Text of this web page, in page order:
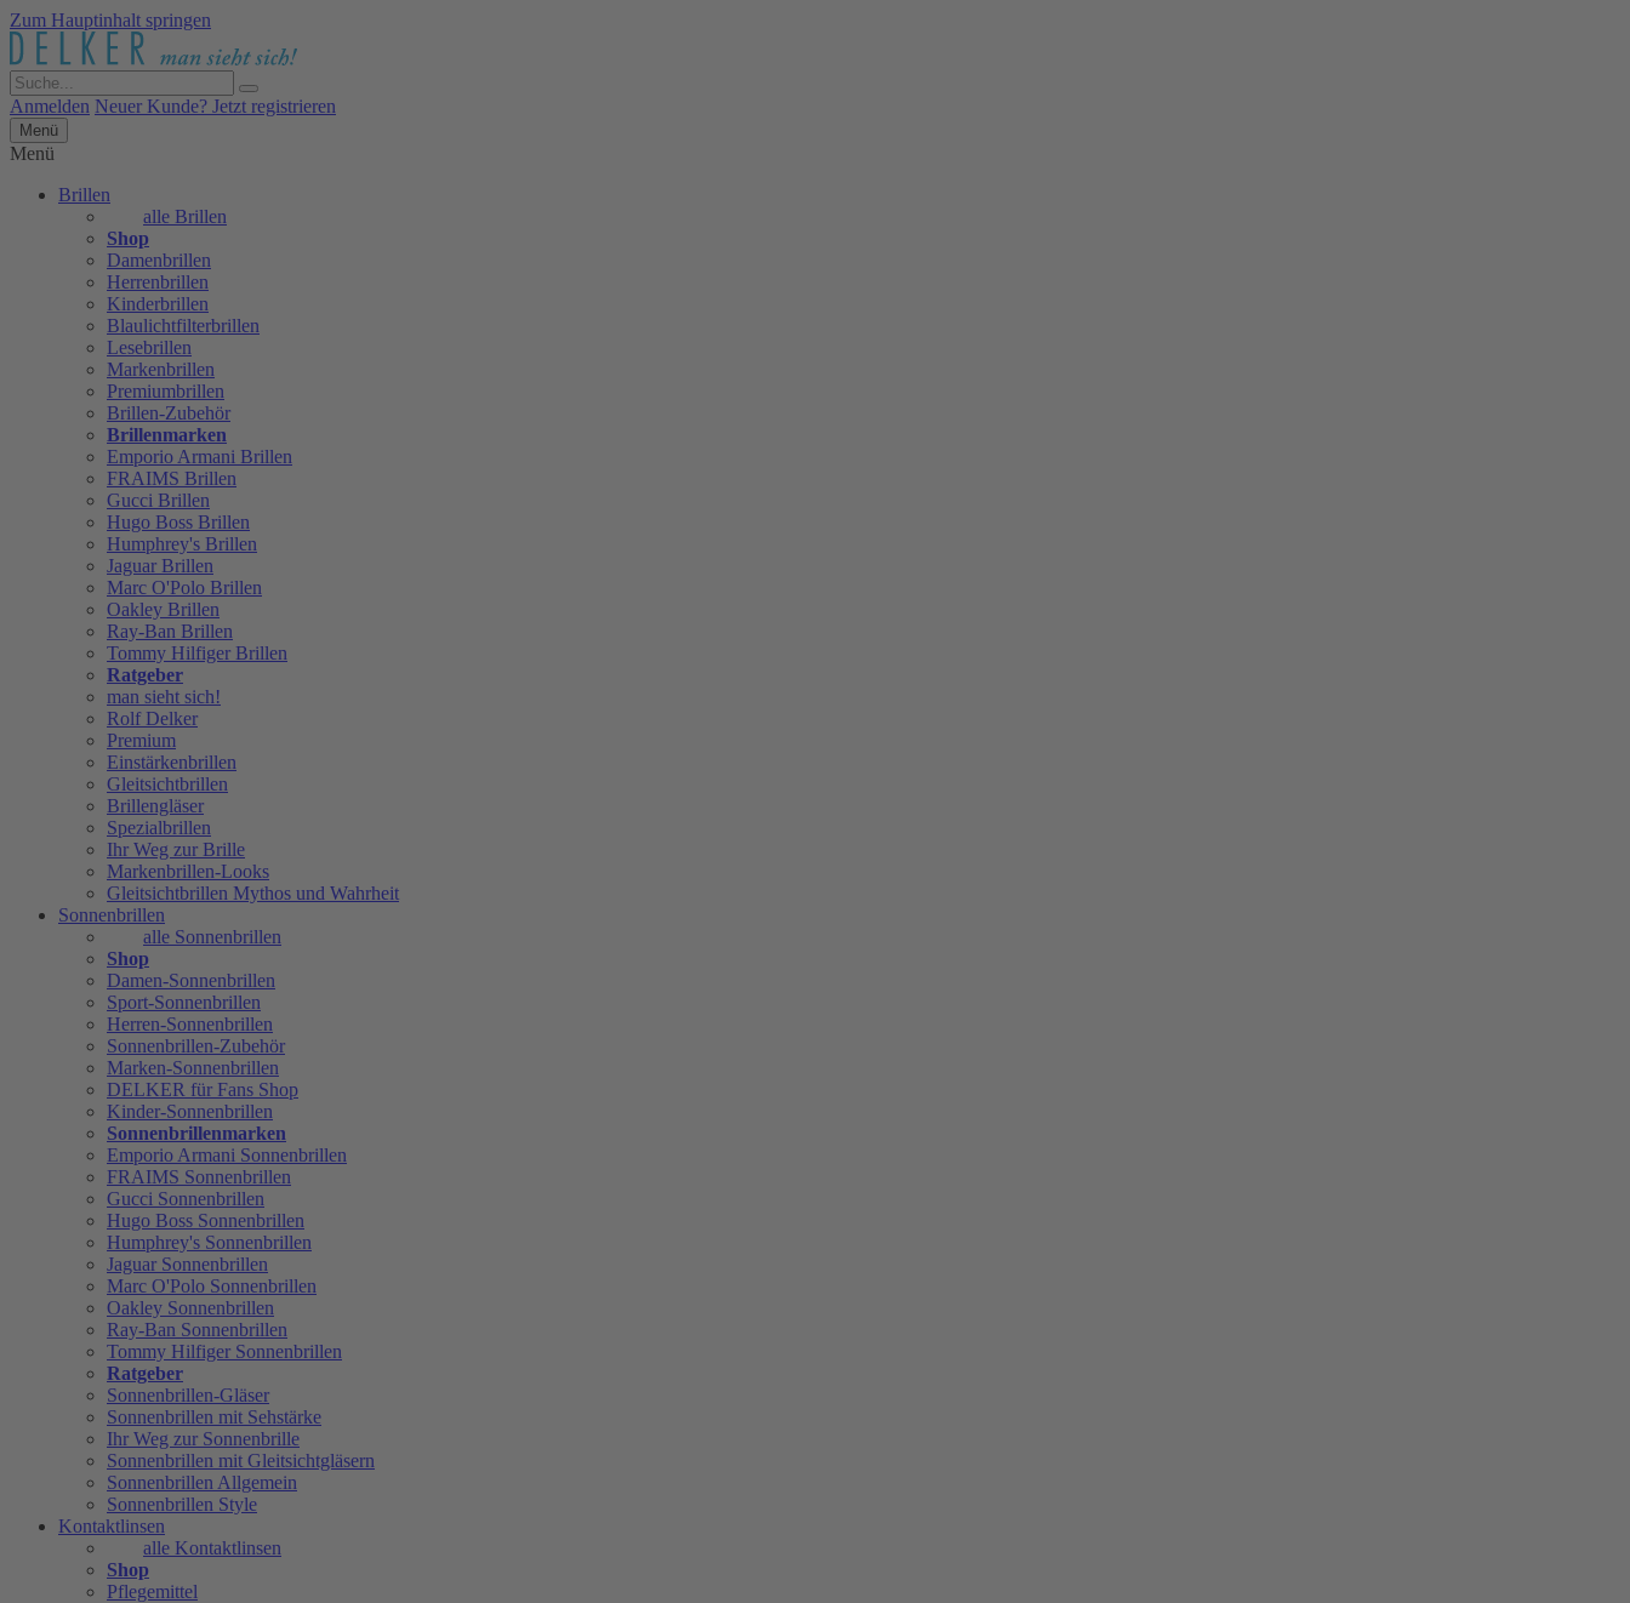
Zum Hauptinhalt springen
Anmelden Neuer Kunde? Jetzt registrieren
Menü
Menü
Brillen
alle Brillen
Shop
Damenbrillen
Herrenbrillen
Kinderbrillen
Blaulichtfilterbrillen
Lesebrillen
Markenbrillen
Premiumbrillen
Brillen-Zubehör
Brillenmarken
Emporio Armani Brillen
FRAIMS Brillen
Gucci Brillen
Hugo Boss Brillen
Humphrey's Brillen
Jaguar Brillen
Marc O'Polo Brillen
Oakley Brillen
Ray-Ban Brillen
Tommy Hilfiger Brillen
Ratgeber
man sieht sich!
Rolf Delker
Premium
Einstärkenbrillen
Gleitsichtbrillen
Brillengläser
Spezialbrillen
Ihr Weg zur Brille
Markenbrillen-Looks
Gleitsichtbrillen Mythos und Wahrheit
Sonnenbrillen
alle Sonnenbrillen
Shop
Damen-Sonnenbrillen
Sport-Sonnenbrillen
Herren-Sonnenbrillen
Sonnenbrillen-Zubehör
Marken-Sonnenbrillen
DELKER für Fans Shop
Kinder-Sonnenbrillen
Sonnenbrillenmarken
Emporio Armani Sonnenbrillen
FRAIMS Sonnenbrillen
Gucci Sonnenbrillen
Hugo Boss Sonnenbrillen
Humphrey's Sonnenbrillen
Jaguar Sonnenbrillen
Marc O'Polo Sonnenbrillen
Oakley Sonnenbrillen
Ray-Ban Sonnenbrillen
Tommy Hilfiger Sonnenbrillen
Ratgeber
Sonnenbrillen-Gläser
Sonnenbrillen mit Sehstärke
Ihr Weg zur Sonnenbrille
Sonnenbrillen mit Gleitsichtgläsern
Sonnenbrillen Allgemein
Sonnenbrillen Style
Kontaktlinsen
alle Kontaktlinsen
Shop
Pflegemittel